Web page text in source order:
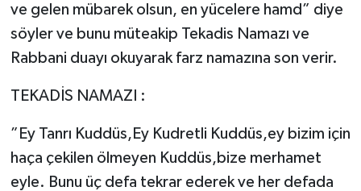
ve gelen mübarek olsun, en yücelere hamd” diye
söyler ve bunu müteakip Tekadis Namazı ve
Rabbani duayı okuyarak farz namazına son verir.
TEKADİS NAMAZI :
”Ey Tanrı Kuddüs,Ey Kudretli Kuddüs,ey bizim için
haça çekilen ölmeyen Kuddüs,bize merhamet
eyle. Bunu üç defa tekrar ederek ve her defada